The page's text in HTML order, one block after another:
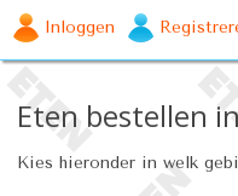
Inloggen
Eten bestellen
Kies hieronder in welk